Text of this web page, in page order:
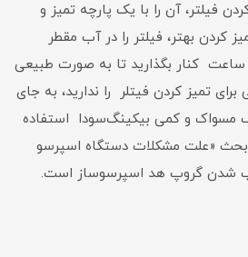
فیلتر، آن را با یک پارچه تمیز و
کردن بهتر، فیلتر را در آب مقطر
کنار بگذارید تا به صورت طبیعی
تمیز کردن فیتلر را ندارید، به جای
مسواک و کمی بیکینگ‌سودا استفاده
«علت مشکلات دستگاه اسپرسو
شدن گروپ هد اسپرسوساز است.